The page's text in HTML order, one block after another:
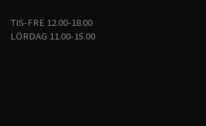
TIS-FRE 12.00-18.00
LÖRDAG 11.00-15.00